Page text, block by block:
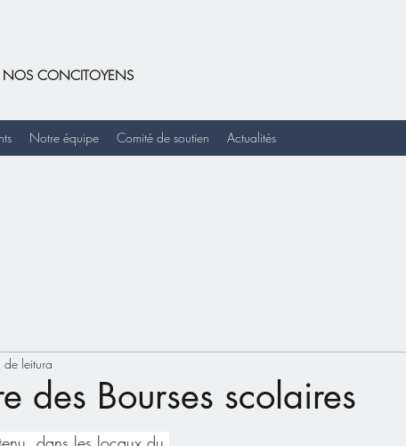
NOS CONCITOYENS
Notre équipe Comité de soutien Actualités
des Bourses scolaires
de leitura